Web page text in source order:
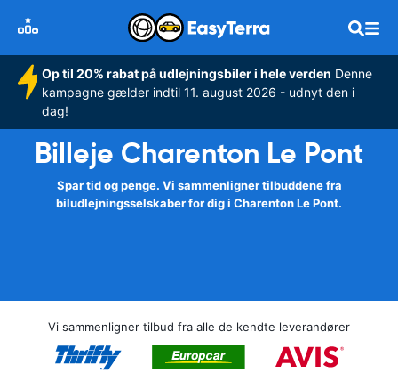
Op til 20% rabat på udlejningsbiler i hele verden Denne
kampagne gælder indtil 11. august 2026 - udnyt den i
dag!
Billeje Charenton Le Pont
Spar tid og penge. Vi sammenligner tilbuddene fra
biludlejningsselskaber for dig i Charenton Le Pont.
Vi sammenligner tilbud fra alle de kendte leverandører